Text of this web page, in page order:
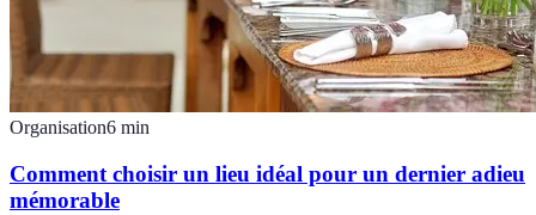
Organisation6 min
Comment choisir un lieu idéal pour un dernier adieu
mémorable